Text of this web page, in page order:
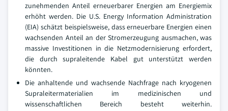
zunehmenden Anteil erneuerbarer Energien am Energiemix
erhöht werden. Die U.S. Energy Information Administration
(EIA) schätzt beispielsweise, dass erneuerbare Energien einen
wachsenden Anteil an der Stromerzeugung ausmachen, was
massive Investitionen in die Netzmodernisierung erfordert,
die durch supraleitende Kabel gut unterstützt werden
könnten.
Die anhaltende und wachsende Nachfrage nach kryogenen
Supraleitermaterialien im medizinischen und
wissenschaftlichen Bereich besteht weiterhin.